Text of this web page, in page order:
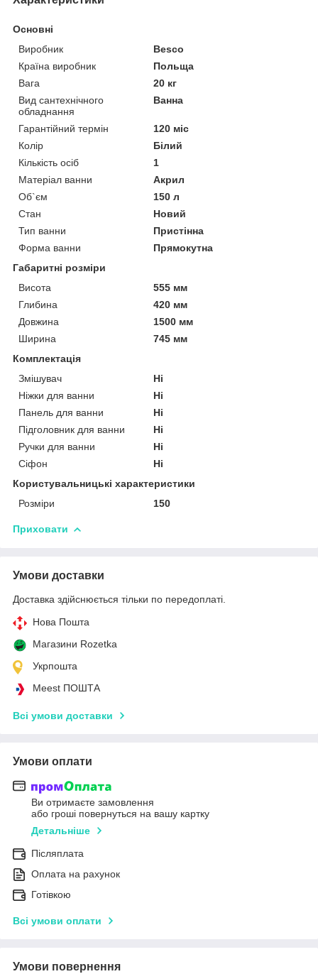
Основні
Виробник
Besco
Країна виробник
Польща
Вага
20 кг
Вид сантехнічного
обладнання
Ванна
Гарантійний термін
120 міс
Колір
Білий
Кількість осіб
1
Матеріал ванни
Акрил
Об`єм
150 л
Стан
Новий
Тип ванни
Пристінна
Форма ванни
Прямокутна
Габаритні розміри
Висота
555 мм
Глибина
420 мм
Довжина
1500 мм
Ширина
745 мм
Комплектація
Змішувач
Ні
Ніжки для ванни
Ні
Панель для ванни
Ні
Підголовник для ванни
Ні
Ручки для ванни
Ні
Сіфон
Ні
Користувальницькі характеристики
Розміри
150
Приховати
Умови доставки
Доставка здійснюється тільки по передоплаті.
Нова Пошта
Магазини Rozetka
Укрпошта
Meest ПОШТА
Всі умови доставки
Умови оплати
Ви отримаєте замовлення
або гроші повернуться на вашу картку
Детальніше
Післяплата
Оплата на рахунок
Готівкою
Всі умови оплати
Умови повернення